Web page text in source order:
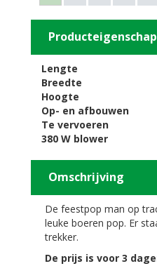
Lengte
Breedte
Hoogte
Op- en afbouwen
Te vervoeren
380 W blower
Omschrijving
De feestpop man op
leuke boeren pop. Er
trekker.
De prijs is voor 3